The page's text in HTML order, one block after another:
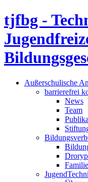
tjfbg -
Außerschulische
barrierefrei
News
Team